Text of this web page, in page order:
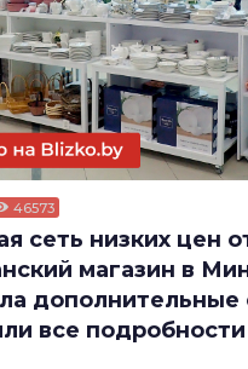
46573
сеть низких цен
магазин в
дополнительные
все подробности